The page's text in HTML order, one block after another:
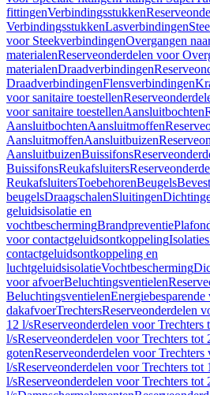
fittingenVerbindingsstukken
VerbindingsstukkenLasverbindingen
voor SteekverbindingenOvergangen
materialenReserveonderdelen voor
materialenDraadverbindingen
DraadverbindingenFlensverbindingen
voor sanitaire toestellen
voor sanitaire toestellenAansluitbochten
AansluitbochtenAansluitmoffen
AansluitmoffenAansluitbuizen
AansluitbuizenBuissifons
BuissifonsReukafsluiters
ReukafsluitersToebehorenBeugels
beugelsDraagschalenSluitingen
geluidsisolatie en
vochtbeschermingBrandpreventie
voor contactgeluidsontkoppeling
contactgeluidsontkoppeling en
luchtgeluidsisolatieVochtbescherming
voor afvoerBeluchtingsventielen
BeluchtingsventielenEnergiebesparende
dakafvoerTrechtersReserveonderdelen
12 l/sReserveonderdelen voor Trechters
l/sReserveonderdelen voor Trechters tot
gotenReserveonderdelen voor Trechters
l/sReserveonderdelen voor Trechters tot
l/sReserveonderdelen voor Trechters tot